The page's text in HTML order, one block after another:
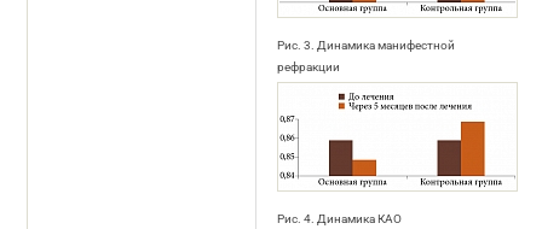
Рис. 3. Динамика манифестной
рефракции
Рис. 4. Динамика КАО